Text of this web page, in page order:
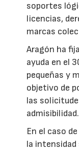
soportes
licencias,
marcas
Aragón ha
ayuda en el
pequeñas y
objetivo de
las
admisibilidad.
En el caso
la